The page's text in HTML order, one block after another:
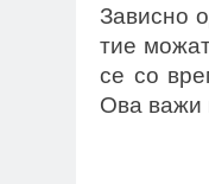
Зависно
тие
се со
Ова важи